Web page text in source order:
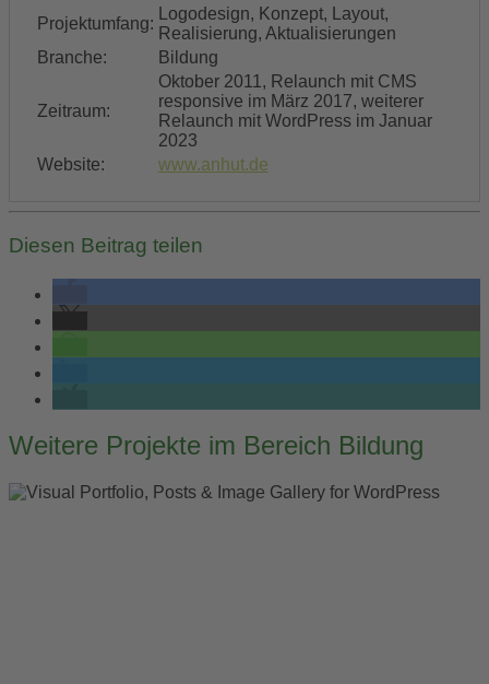
Projektumfang:
Logodesign, Konzept, Layout,
Realisierung, Aktualisierungen
Branche:
Bildung
Zeitraum:
Oktober 2011, Relaunch mit CMS
responsive im März 2017, weiterer
Relaunch mit WordPress im Januar
2023
Website:
www.anhut.de
Diesen Beitrag teilen
Post
Weitere Projekte im Bereich Bildung